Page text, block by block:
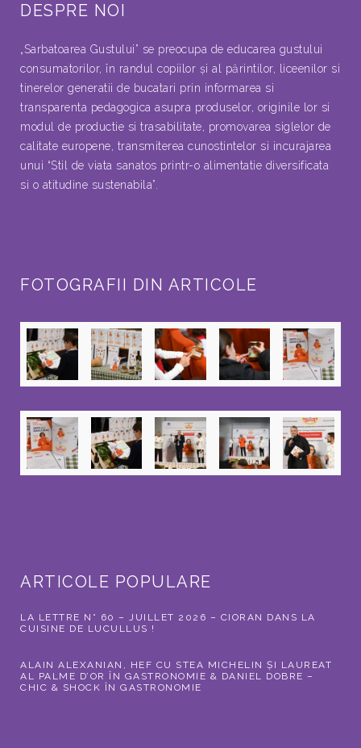
DESPRE NOI
„Sarbatoarea Gustului” se preocupa de educarea gustului
consumatorilor, în randul copiilor şi al părintilor, liceenilor si
tinerelor generatii de bucatari prin informarea si
transparenta pedagogica asupra produselor, originile lor si
modul de productie si trasabilitate, promovarea siglelor de
calitate europene, transmiterea cunostintelor si incurajarea
unui “Stil de viata sanatos printr-o alimentatie diversificata
si o atitudine sustenabila”.
FOTOGRAFII DIN ARTICOLE
ARTICOLE POPULARE
LA LETTRE N° 60 – JUILLET 2026 – CIORAN DANS LA
CUISINE DE LUCULLUS !
ALAIN ALEXANIAN, HEF CU STEA MICHELIN ȘI LAUREAT
AL PALME D’OR ÎN GASTRONOMIE & DANIEL DOBRE –
CHIC & SHOCK ÎN GASTRONOMIE